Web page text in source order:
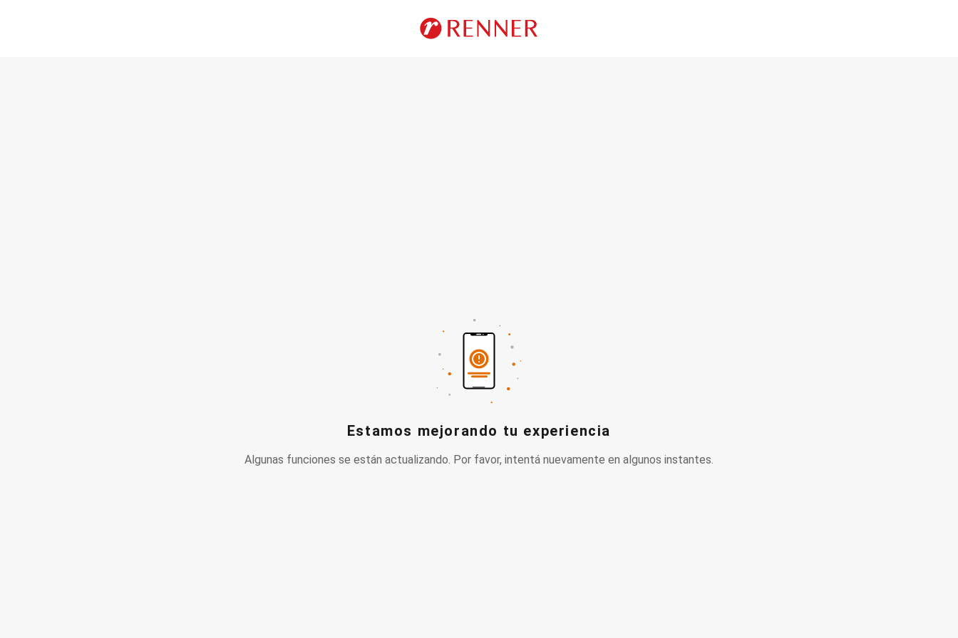
Estamos mejorando tu experiencia
Algunas funciones se están actualizando. Por favor, intentá nuevamente en algunos instantes.